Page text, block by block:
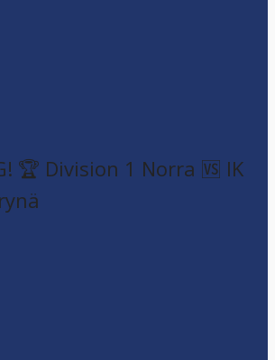
🏆 Division 1 Norra 🆚 IK